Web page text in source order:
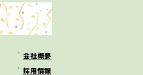
会社概要
採用情報